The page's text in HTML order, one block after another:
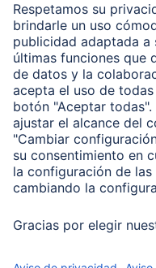
Clientes online
Conviértete en
Compañía
Historia de la
Hama en todo el
Sostenibilidad